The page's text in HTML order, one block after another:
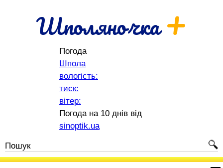
Шполяночка+
Погода
Шпола
вологість:
тиск:
вітер:
Погода на 10 днів від
sinoptik.ua